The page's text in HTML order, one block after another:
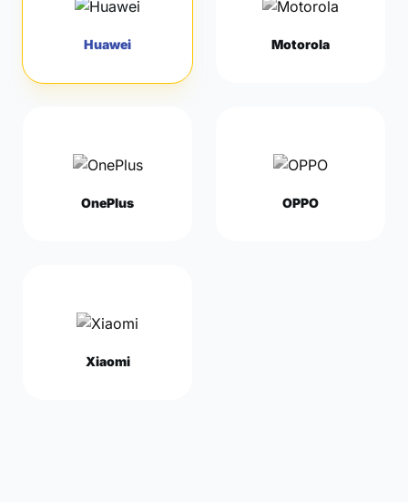
Huawei Motorola
OnePlus OPPO
Xiaomi